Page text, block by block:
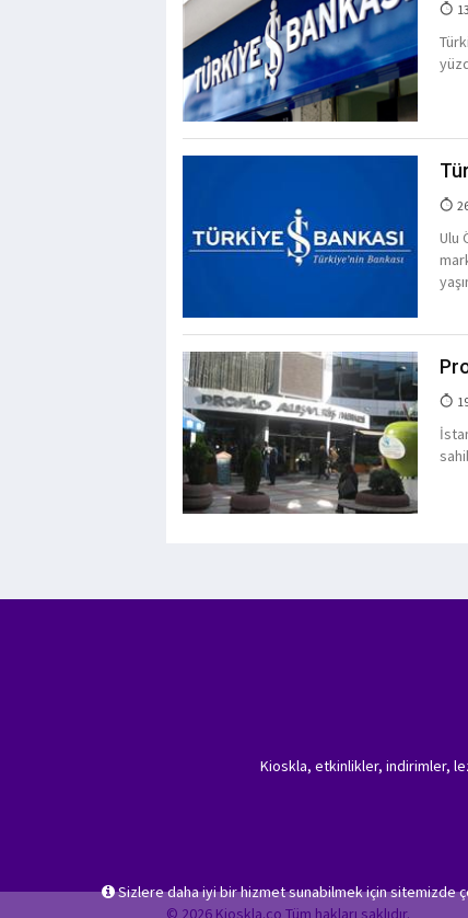
Ulu
Sizlere daha iyi bir hizmet sunabilmek için sitemizde
Kioskla, etkinlikler, indirimler,